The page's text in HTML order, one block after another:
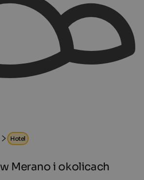
Hotel
w Merano i okolicach